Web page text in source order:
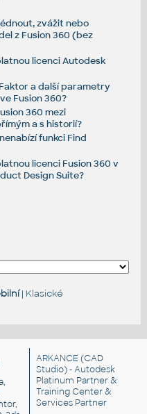
zvážit nebo
z Fusion 360 (bez
licenci Autodesk
a další parametry
Fusion 360?
360 mezi
a s historií?
funkci Find
licenci Fusion 360 v
Design Suite?
| Klasické
ARKANCE (CAD
Studio) - Autodesk
Platinum Partner &
Training Center &
Services Partner